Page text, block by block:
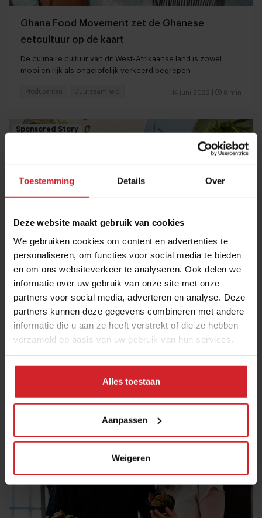
Toestemming Details Over
Deze website maakt gebruik van cookies
We gebruiken cookies om content en advertenties te
personaliseren, om functies voor social media te bieden
en om ons websiteverkeer te analyseren. Ook delen we
informatie over uw gebruik van onze site met onze
partners voor social media, adverteren en analyse. Deze
partners kunnen deze gegevens combineren met andere
informatie die u aan ze heeft verstrekt of die ze hebben
verzameld op basis van uw gebruik van hun services.
Alles toestaan
Aanpassen
Weigeren
Ghana Food Movement zet de Ghanese
eetcultuur op de kaart
De culinaire cultuur van dit West-Afrikaanse land is zowel
mooi en rijk als ongelofelijk verkeerd begrepen
14 juni 2022 8 min
Producenten Duurzaamheid
Sponsored Story
Koken anno nu: 3 basisingrediënten, 27
menuopties
Hoe slim combineren tijdwinst en marge levert